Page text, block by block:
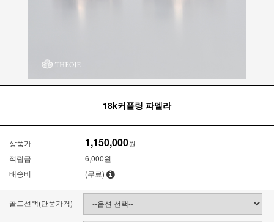
18k커플링 파멜라
상품가 1,150,000원
적립금
6,000원
배송비
(무료)
골드선택(단품가격)